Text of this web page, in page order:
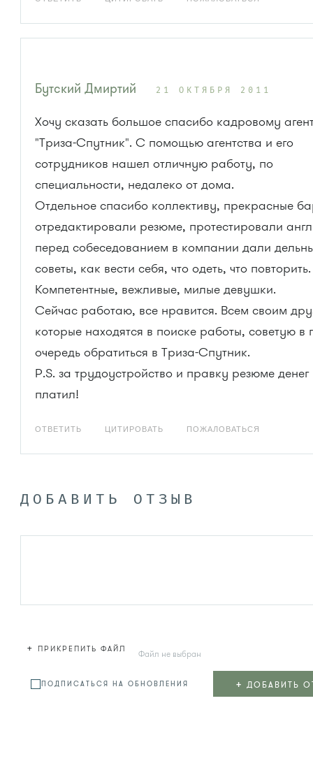
Бутский Дмиртий 21 ОКТЯБРЯ 2011
Хочу сказать большое спасибо кадровому
"Триза-Спутник". С помощью агентства и его
сотрудников нашел отличную работу, по
специальности, недалеко от дома.
Отдельное спасибо коллективу, прекрасные
отредактировали резюме, протестировали
перед собеседованием в компании дали
советы, как вести себя, что одеть, что повторить.
Компетентные, вежливые, милые девушки.
Сейчас работаю, все нравится. Всем своим
которые находятся в поиске работы, советую в
очередь обратиться в Триза-Спутник.
P.S. за трудоустройство и правку резюме денег
платил!
ОТВЕТИТЬ ЦИТИРОВАТЬ ПОЖАЛОВАТЬСЯ
ДОБАВИТЬ ОТЗЫВ
+ ПРИКРЕПИТЬ ФАЙЛ Файл не выбран
ПОДПИСАТЬСЯ НА ОБНОВЛЕНИЯ + ДОБАВИТЬ